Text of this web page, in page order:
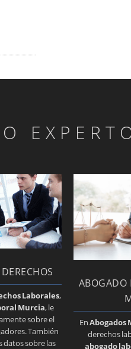
Laborales,
Murcia, le
sobre el
También
sobre las
ABOGADO
EnAbogados
derechos
abogado